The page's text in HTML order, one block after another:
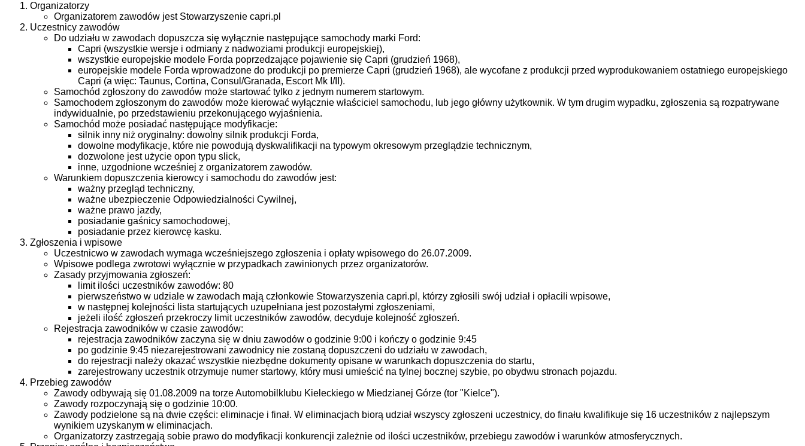
Organizatorzy
Organizatorem zawodów jest Stowarzyszenie capri.pl
Uczestnicy zawodów
Do udziału w zawodach dopuszcza się wyłącznie następujące samochody marki Ford:
Capri (wszystkie wersje i odmiany z nadwoziami produkcji europejskiej),
wszystkie europejskie modele Forda poprzedzające pojawienie się Capri (grudzień 1968),
europejskie modele Forda wprowadzone do produkcji po premierze Capri (grudzień 1968), ale wycofane z produkcji przed wyprodukowaniem ostatniego europejskiego
Capri (a więc: Taunus, Cortina, Consul/Granada, Escort Mk I/II).
Samochód zgłoszony do zawodów może startować tylko z jednym numerem startowym.
Samochodem zgłoszonym do zawodów może kierować wyłącznie właściciel samochodu, lub jego główny użytkownik. W tym drugim wypadku, zgłoszenia są rozpatrywane
indywidualnie, po przedstawieniu przekonującego wyjaśnienia.
Samochód może posiadać następujące modyfikacje:
silnik inny niż oryginalny: dowolny silnik produkcji Forda,
dowolne modyfikacje, które nie powodują dyskwalifikacji na typowym okresowym przeglądzie technicznym,
dozwolone jest użycie opon typu slick,
inne, uzgodnione wcześniej z organizatorem zawodów.
Warunkiem dopuszczenia kierowcy i samochodu do zawodów jest:
ważny przegląd techniczny,
ważne ubezpieczenie Odpowiedzialności Cywilnej,
ważne prawo jazdy,
posiadanie gaśnicy samochodowej,
posiadanie przez kierowcę kasku.
Zgłoszenia i wpisowe
Uczestnicwo w zawodach wymaga wcześniejszego zgłoszenia i opłaty wpisowego do 26.07.2009.
Wpisowe podlega zwrotowi wyłącznie w przypadkach zawinionych przez organizatorów.
Zasady przyjmowania zgłoszeń:
limit ilości uczestników zawodów: 80
pierwszeństwo w udziale w zawodach mają członkowie Stowarzyszenia capri.pl, którzy zgłosili swój udział i opłacili wpisowe,
w następnej kolejności lista startujących uzupełniana jest pozostałymi zgłoszeniami,
jeżeli ilość zgłoszeń przekroczy limit uczestników zawodów, decyduje kolejność zgłoszeń.
Rejestracja zawodników w czasie zawodów:
rejestracja zawodników zaczyna się w dniu zawodów o godzinie 9:00 i kończy o godzinie 9:45
po godzinie 9:45 niezarejestrowani zawodnicy nie zostaną dopuszczeni do udziału w zawodach,
do rejestracji należy okazać wszystkie niezbędne dokumenty opisane w warunkach dopuszczenia do startu,
zarejestrowany uczestnik otrzymuje numer startowy, który musi umieścić na tylnej bocznej szybie, po obydwu stronach pojazdu.
Przebieg zawodów
Zawody odbywają się 01.08.2009 na torze Automobilklubu Kieleckiego w Miedzianej Górze (tor "Kielce").
Zawody rozpoczynają się o godzinie 10:00.
Zawody podzielone są na dwie części: eliminacje i finał. W eliminacjach biorą udział wszyscy zgłoszeni uczestnicy, do finału kwalifikuje się 16 uczestników z najlepszym
wynikiem uzyskanym w eliminacjach.
Organizatorzy zastrzegają sobie prawo do modyfikacji konkurencji zależnie od ilości uczestników, przebiegu zawodów i warunków atmosferycznych.